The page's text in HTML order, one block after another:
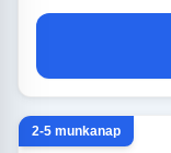
2-5 munkanap